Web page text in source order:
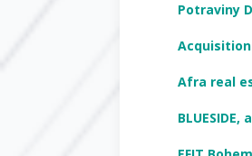
Potraviny
Afra real
BLUESIDE,